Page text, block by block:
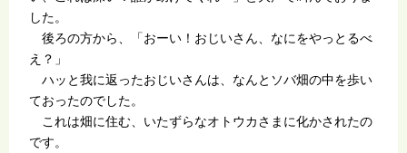
した。
後ろの方から、「おーい！おじいさん、なにをやっとるべ
え？」
ハッと我に返ったおじいさんは、なんとソバ畑の中を歩い
ておったのでした。
これは畑に住む、いたずらなオトウカさまに化かされたの
です。